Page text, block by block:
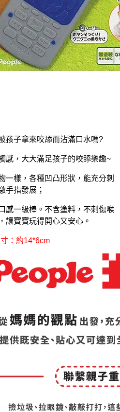
孩子拿來咬舔而沾滿口水嗎?
感，大大滿足孩子的咬舔樂趣~
一樣，各種凹凸形狀，能充分刺
手指發展；
感一級棒。不含塗料，不刺傷喉
讓寶寶玩得開心又安心。
：約14*6cm